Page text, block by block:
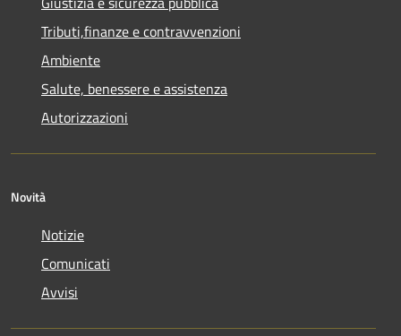
Tributi,finanze e contravvenzioni
Ambiente
Salute, benessere e assistenza
Autorizzazioni
Novità
Notizie
Comunicati
Avvisi